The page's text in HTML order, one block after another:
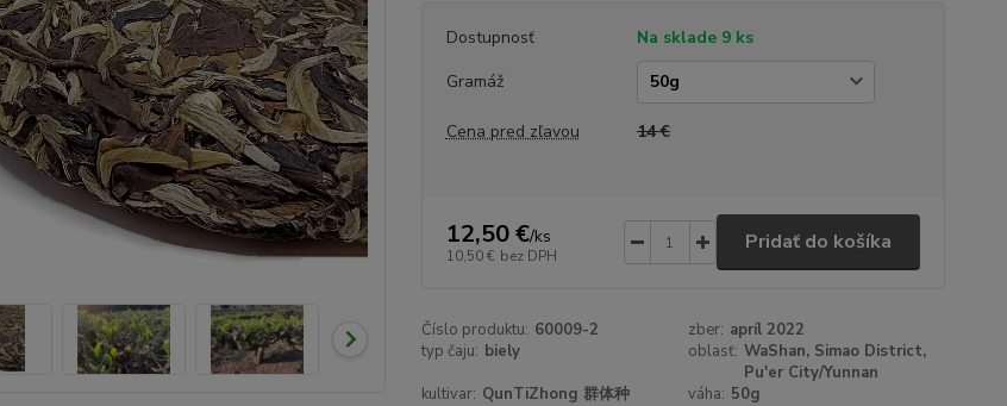
Dostupnosť
Na sklade 9 ks
Gramáž
Cena pred zľavou 14 €
12,50 €/ks
10,50 € bez DPH
Pridať do košíka
Číslo produktu: 60009-2 zber: apríl 2022
typ čaju: biely oblasť: WaShan, Simao District,
Pu'er City/Yunnan
kultivar: QunTiZhong 群体种 váha: 50g